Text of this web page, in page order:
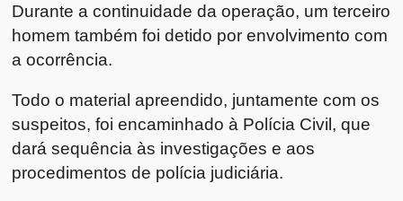
Durante a continuidade da operação, um terceiro
homem também foi detido por envolvimento com
a ocorrência.
Todo o material apreendido, juntamente com os
suspeitos, foi encaminhado à Polícia Civil, que
dará sequência às investigações e aos
procedimentos de polícia judiciária.